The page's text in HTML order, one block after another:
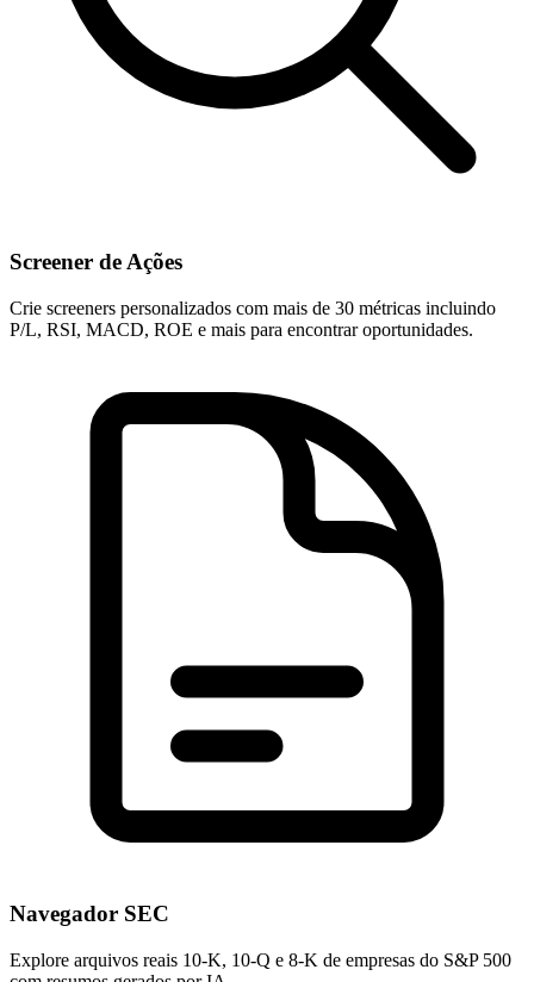
Screener de Ações
Crie screeners personalizados com mais de 30 métricas incluindo
P/L, RSI, MACD, ROE e mais para encontrar oportunidades.
Navegador SEC
Explore arquivos reais 10-K, 10-Q e 8-K de empresas do S&P 500